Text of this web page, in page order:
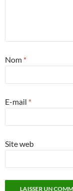
Nom *
E-mail *
Site web